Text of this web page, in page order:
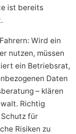
ist bereits
Wird ein
nutzen, müssen
ein Betriebsrat,
Daten
– klären
Richtig
für
Risiken zu